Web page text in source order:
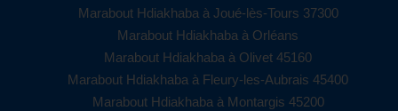
Marabout Hdiakhaba à Joué-lès-Tours 37300
Marabout Hdiakhaba à Orléans
Marabout Hdiakhaba à Olivet 45160
Marabout Hdiakhaba à Fleury-les-Aubrais 45400
Marabout Hdiakhaba à Montargis 45200